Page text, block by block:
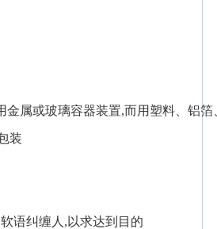
金属或玻璃容器装置,而用塑料、铝箔
装
软语纠缠人,以求达到目的